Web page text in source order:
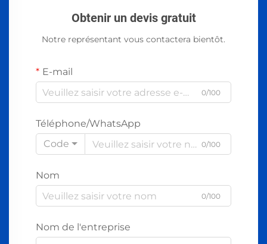
Obtenir un devis gratuit
Notre représentant vous contactera bientôt.
E-mail
0/100
Téléphone/WhatsApp
Code
0/100
Nom
0/100
Nom de l'entreprise